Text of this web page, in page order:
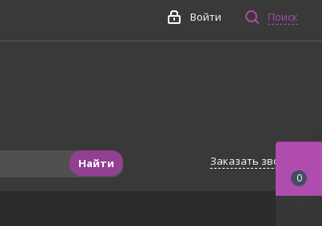
Поиск
Войти
Найти Заказать звонок
0